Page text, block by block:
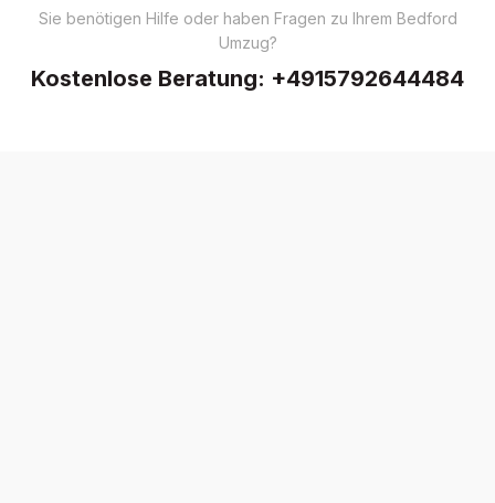
Sie benötigen Hilfe oder haben Fragen zu Ihrem Bedford
Umzug?
Kostenlose Beratung: +4915792644484